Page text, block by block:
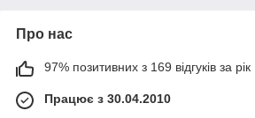
Про нас
97% позитивних з 169 відгуків за рік
Працює з 30.04.2010